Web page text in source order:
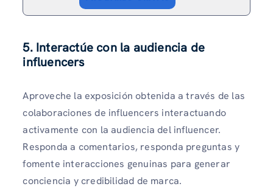
5. Interactúe con la audiencia de
influencers
Aproveche la exposición obtenida a través de las
colaboraciones de influencers interactuando
activamente con la audiencia del influencer.
Responda a comentarios, responda preguntas y
fomente interacciones genuinas para generar
conciencia y credibilidad de marca.